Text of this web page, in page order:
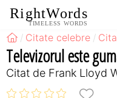
RightWords
TIMELESS WORDS
Citate celebre
Televizorul este
Citat de Frank Lloyd